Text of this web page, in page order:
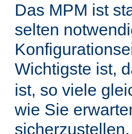
Das MPM ist
selten
Wichtigste ist,
ist, so viele
wie Sie